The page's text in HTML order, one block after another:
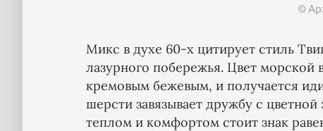
©
Микс в духе 60-х цитирует стиль
лазурного побережья. Цвет
кремовым бежевым, и получается
шерсти завязывает дружбу с
теплом и комфортом стоит знак